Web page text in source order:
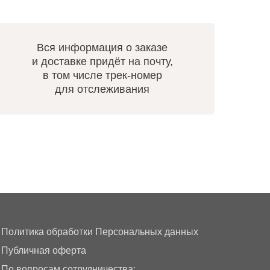
Вся информация о заказе
и доставке придёт на почту,
в том числе трек-номер
для отслеживания
Политика обработки Персональных данных
Публичная оферта